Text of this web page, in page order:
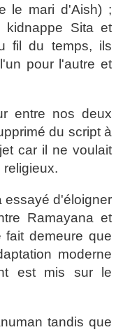
le mari d'Aish) ;
kidnappe Sita et
fil du temps, ils
pour l'autre et
entre nos deux
du script à
car il ne voulait
essayé d'éloigner
Ramayana et
demeure que
moderne
est mis sur le
tandis que